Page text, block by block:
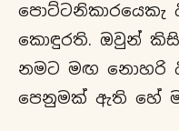
පොට්ටනිකාරයෙකැ
කොඳුරති. ඔවුන්
නමට මඟ නොහරි
පෙනුමක් ඇති හේ